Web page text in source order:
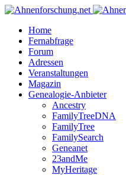
Home
Fernabfrage
Forum
Adressen
Veranstaltungen
Magazin
Genealogie-Anbieter
Ancestry
FamilyTreeDNA
FamilyTree
FamilySearch
Geneanet
23andMe
MyHeritage